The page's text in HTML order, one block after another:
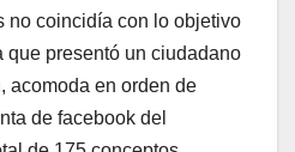
no coincidía con lo objetivo
que presentó un ciudadano
acomoda en orden de
de facebook del